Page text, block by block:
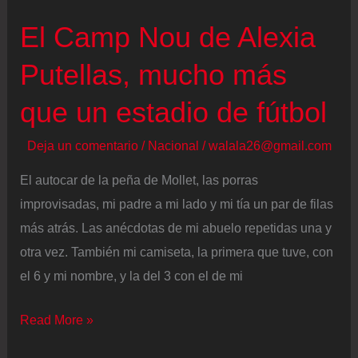
El Camp Nou de Alexia
Putellas, mucho más
que un estadio de fútbol
Deja un comentario / Nacional /walala26@gmail.com
El autocar de la peña de Mollet, las porras
improvisadas, mi padre a mi lado y mi tía un par de filas
más atrás. Las anécdotas de mi abuelo repetidas una y
otra vez. También mi camiseta, la primera que tuve, con
el 6 y mi nombre, y la del 3 con el de mi
El
Read More »